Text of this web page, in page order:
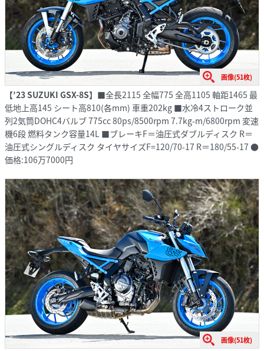
画像(51枚)
【’23 SUZUKI GSX-8S】 ■全長2115 全幅775 全高1105 軸距1465 最
低地上高145 シート高810(各mm) 車重202kg ■水冷4ストローク並
列2気筒DOHC4バルブ 775cc 80ps/8500rpm 7.7kg-m/6800rpm 変速
機6段 燃料タンク容量14L ■ブレーキF＝油圧式ダブルディスク R＝
油圧式シングルディスク タイヤサイズF=120/70-17 R＝180/55-17 ●
価格:106万7000円
画像(51枚)